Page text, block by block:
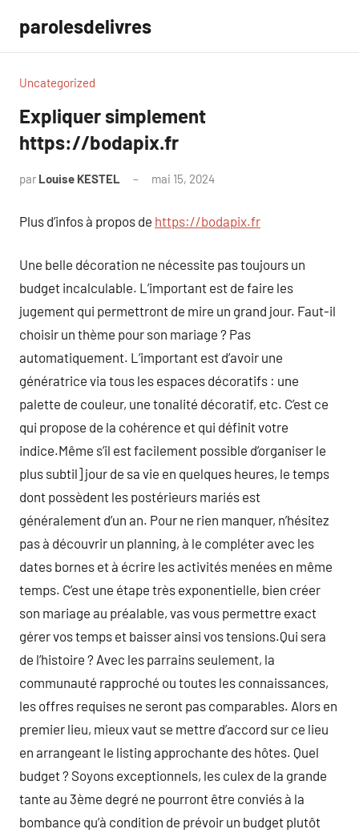
contenu
parolesdelivres
Uncategorized
Expliquer simplement
https://bodapix.fr
par Louise KESTEL mai 15, 2024
Plus d’infos à propos de https://bodapix.fr
Une belle décoration ne nécessite pas toujours un
budget incalculable. L’important est de faire les
jugement qui permettront de mire un grand jour. Faut-il
choisir un thème pour son mariage ? Pas
automatiquement. L’important est d’avoir une
génératrice via tous les espaces décoratifs : une
palette de couleur, une tonalité décoratif, etc. C’est ce
qui propose de la cohérence et qui définit votre
indice.Même s’il est facilement possible d’organiser le
plus subtil] jour de sa vie en quelques heures, le temps
dont possèdent les postérieurs mariés est
généralement d’un an. Pour ne rien manquer, n’hésitez
pas à découvrir un planning, à le compléter avec les
dates bornes et à écrire les activités menées en même
temps. C’est une étape très exponentielle, bien créer
son mariage au préalable, vas vous permettre exact
gérer vos temps et baisser ainsi vos tensions.Qui sera
de l’histoire ? Avec les parrains seulement, la
communauté rapproché ou toutes les connaissances,
les offres requises ne seront pas comparables. Alors en
premier lieu, mieux vaut se mettre d’accord sur ce lieu
en arrangeant le listing approchante des hôtes. Quel
budget ? Soyons exceptionnels, les culex de la grande
tante au 3ème degré ne pourront être conviés à la
bombance qu’à condition de prévoir un budget plutôt